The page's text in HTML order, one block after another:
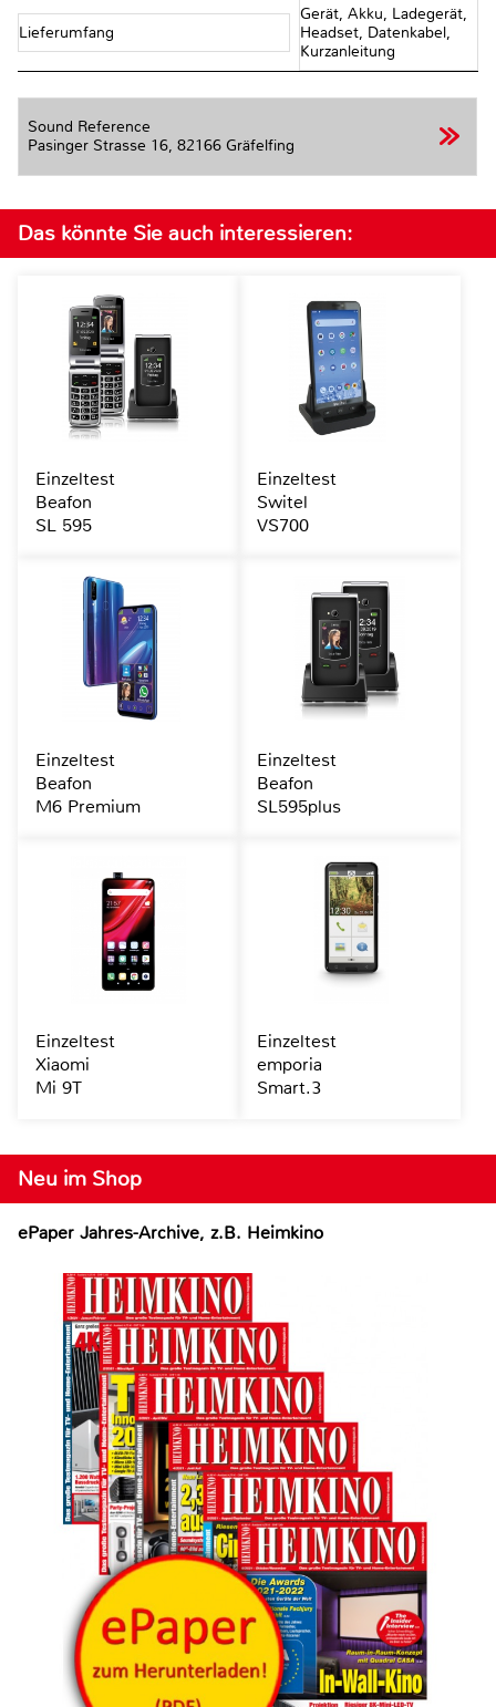
Lieferumfang
Gerät, Akku, Ladegerät,
Headset, Datenkabel,
Kurzanleitung
Sound Reference
Pasinger Strasse 16, 82166 Gräfelfing
Neu im Shop
ePaper Jahres-Archive, z.B. Heimkino
Das könnte Sie auch interessieren:
Einzeltest
Beafon
SL 595
Einzeltest
Switel
VS700
Einzeltest
Beafon
M6 Premium
Einzeltest
Beafon
SL595plus
Einzeltest
Xiaomi
Mi 9T
Einzeltest
emporia
Smart.3